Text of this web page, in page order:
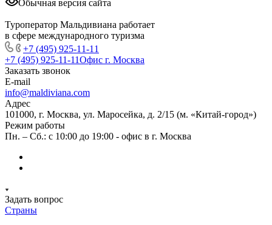
Обычная версия сайта
Туроператор Мальдивиана работает
в сфере международного туризма
+7 (495) 925-11-11
+7 (495) 925-11-11Офис г. Москва
Заказать звонок
E-mail
info@maldiviana.com
Адрес
101000, г. Москва, ул. Маросейка, д. 2/15 (м. «Китай-город»)
Режим работы
Пн. – Сб.: с 10:00 до 19:00 - офис в г. Москва
Задать вопрос
Страны